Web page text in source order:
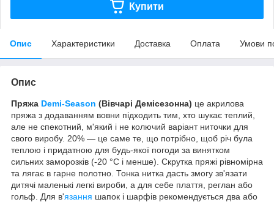
Купити
Опис Характеристики Доставка Оплата Умови
Опис
Пряжа Demi-Season (Вівчарі Демісезонна) це акрилова
пряжа з додаванням вовни підходить тим, хто шукає теплий,
але не спекотний, м'який і не колючий варіант ниточки для
свого виробу. 20% — це саме те, що потрібно, щоб річ була
теплою і придатною для будь-якої погоди за винятком
сильних заморозків (-20 °C і менше). Скрутка пряжі рівномірна
та лягає в гарне полотно. Тонка нитка дасть змогу зв'язати
дитячі маленькі легкі вироби, а для себе плаття, реглан або
гольф. Для в'язання шапок і шарфів рекомендується два або